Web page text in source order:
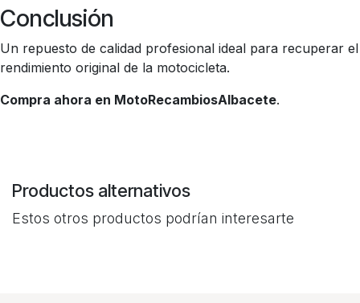
Conclusión
Un repuesto de calidad profesional ideal para recuperar el
rendimiento original de la motocicleta.
Compra ahora en MotoRecambiosAlbacete.
Productos alternativos
Estos otros productos podrían interesarte